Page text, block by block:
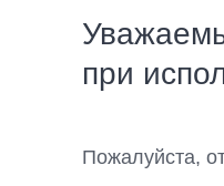
при
Пожалуйста,